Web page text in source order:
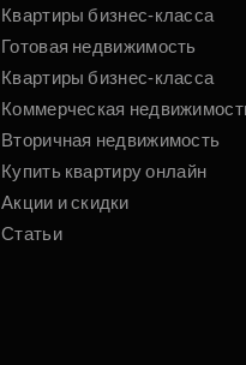
Квартиры бизнес-класса
Готовая недвижимость
Квартиры бизнес-класса
Коммерческая
Вторичная недвижимость
Купить квартиру онлайн
Акции и скидки
Статьи